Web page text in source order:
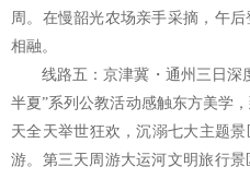
周。在慢韶光农场亲手采摘，午
相融。
线路五：京津冀・通州三日深
半夏”系列公教活动感触东方美学
天全天举世狂欢，沉溺七大主题
游。第三天周游大运河文明旅行